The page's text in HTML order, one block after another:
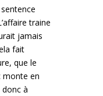
traine
jamais
fait
que le
monte en
à